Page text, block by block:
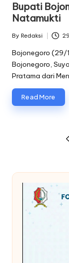
Bupati
Natamukti
Posted
by
By Redaksi
Bojonegoro (29/
Bojonegoro,
Pratama dari
Read More
Paginasi